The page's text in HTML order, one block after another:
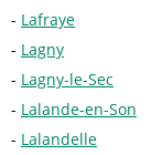
Lafraye
Lagny
Lagny-le-Sec
Lalande-en-Son
Lalandelle